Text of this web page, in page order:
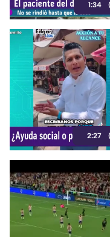
1:34
2:27